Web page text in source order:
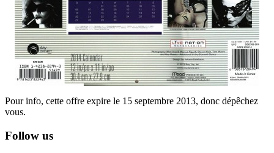
Pour info, cette offre expire le 15 septembre 2013, donc dépêchez
vous.
Follow us